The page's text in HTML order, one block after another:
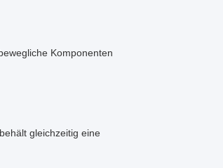
Komponenten
gleichzeitig eine